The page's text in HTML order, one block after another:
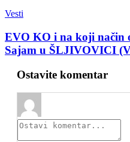
Vesti
EVO KO i na koji način
Sajam u ŠLJIVOVICI
Ostavite komentar